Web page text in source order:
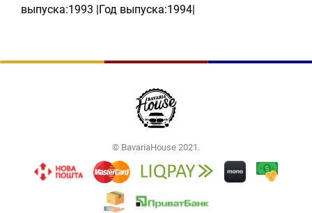
выпуска:1993 |Год выпуска:1994|
© BavariaHouse 2021.